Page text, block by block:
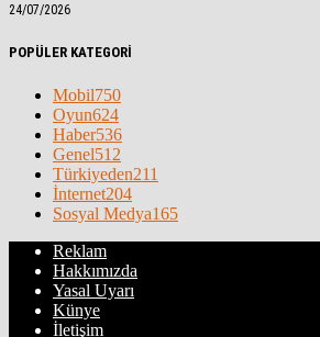
24/07/2026
POPÜLER KATEGORİ
Mobil750
Oyun624
Haber536
Genel512
Türkiyeden211
İnternet204
Sosyal Medya165
Reklam
Hakkımızda
Yasal Uyarı
Künye
İletişim